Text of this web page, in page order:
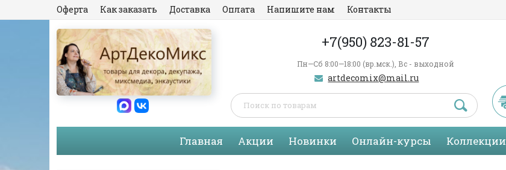
Оферта Как заказать Доставка Оплата Напишите нам Контакты
+7(950) 823-81-57
Пн—Сб 8:00—18:00 (вр.мск.), Вс - выходной
artdecomix@mail.ru
Главная Акции Новинки Онлайн-курсы Коллекции